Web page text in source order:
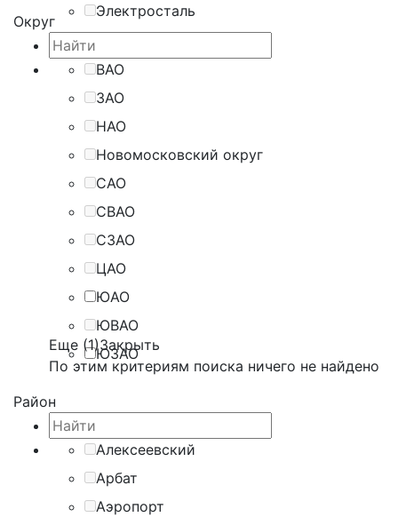
Электросталь
Округ
ВАО
ЗАО
НАО
Новомосковский округ
САО
СВАО
СЗАО
ЦАО
ЮАО
ЮВАО
ЮЗАО
Еще (1)Закрыть
По этим критериям поиска ничего не найдено
Район
Алексеевский
Арбат
Аэропорт